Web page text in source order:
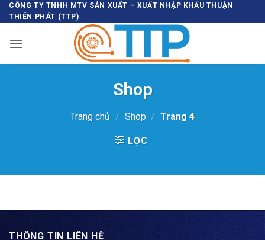
Bỏ
qua
dung
CÔNG TY TNHH MTV SẢN XUẤT – XUẤT NHẬP KHẨU THUẬN
THIÊN PHÁT (TTP)
Shop
Trang chủ / Shop / Trang 4
LỌC
THÔNG TIN LIÊN HỆ